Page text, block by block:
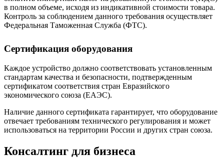
в полном объеме, исходя из индикативной стоимости товара.
Контроль за соблюдением данного требования осуществляет
Федеральная Таможенная Служба (ФТС).
Сертификация оборудования
Каждое устройство должно соответствовать установленным
стандартам качества и безопасности, подтвержденным
сертификатом соответствия стран Евразийского
экономического союза (ЕАЭС).
Наличие данного сертификата гарантирует, что оборудование
отвечает требованиям технического регулирования и может
использоваться на территории России и других стран союза.
Консалтинг для бизнеса